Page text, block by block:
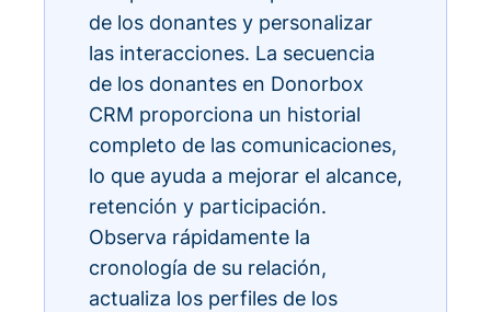
de los donantes y personalizar
las interacciones. La secuencia
de los donantes en Donorbox
CRM proporciona un historial
completo de las comunicaciones,
lo que ayuda a mejorar el alcance,
retención y participación.
Observa rápidamente la
cronología de su relación,
actualiza los perfiles de los